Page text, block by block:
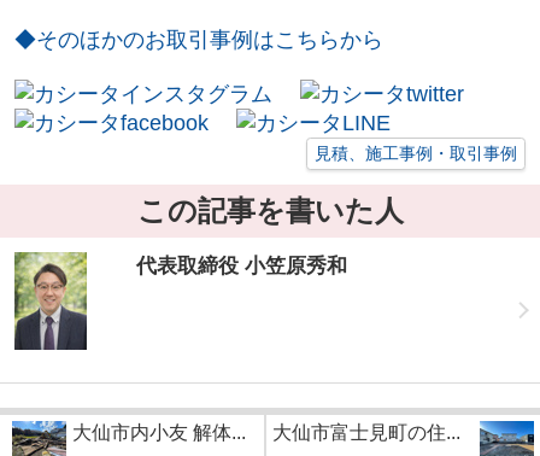
◆そのほかのお取引事例はこちらから
見積、施工事例・取引事例
この記事を書いた人
代表取締役 小笠原秀和
大仙市内小友 解体... 大仙市富士見町の住...